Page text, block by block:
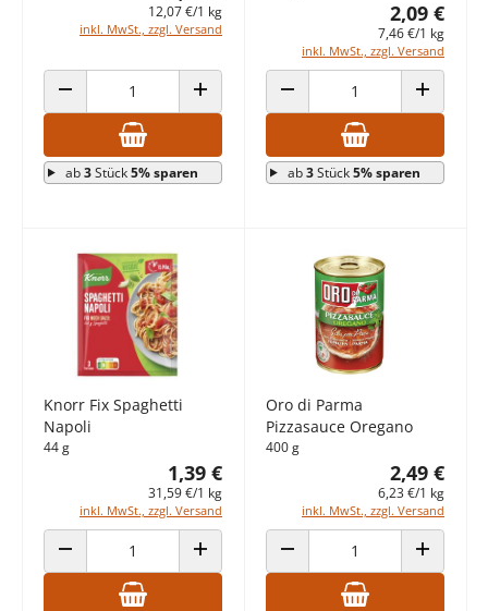
12,07 €/1 kg
inkl. MwSt., zzgl. Versand
ANZAHL VERRINGERN ANZAHL ERHÖHEN
ab3Stück5% sparen
2,09 €
7,46 €/1 kg
inkl. MwSt., zzgl. Versand
ANZAHL VERRINGERN ANZAHL
ab3Stück5% sparen
Knorr Fix Spaghetti
Napoli
44 g
1,39 €
31,59 €/1 kg
inkl. MwSt., zzgl. Versand
ANZAHL VERRINGERN ANZAHL ERHÖHEN
Oro di Parma
Pizzasauce Oregano
400 g
2,49 €
6,23 €/1 kg
inkl. MwSt., zzgl. Versand
ANZAHL VERRINGERN ANZAHL